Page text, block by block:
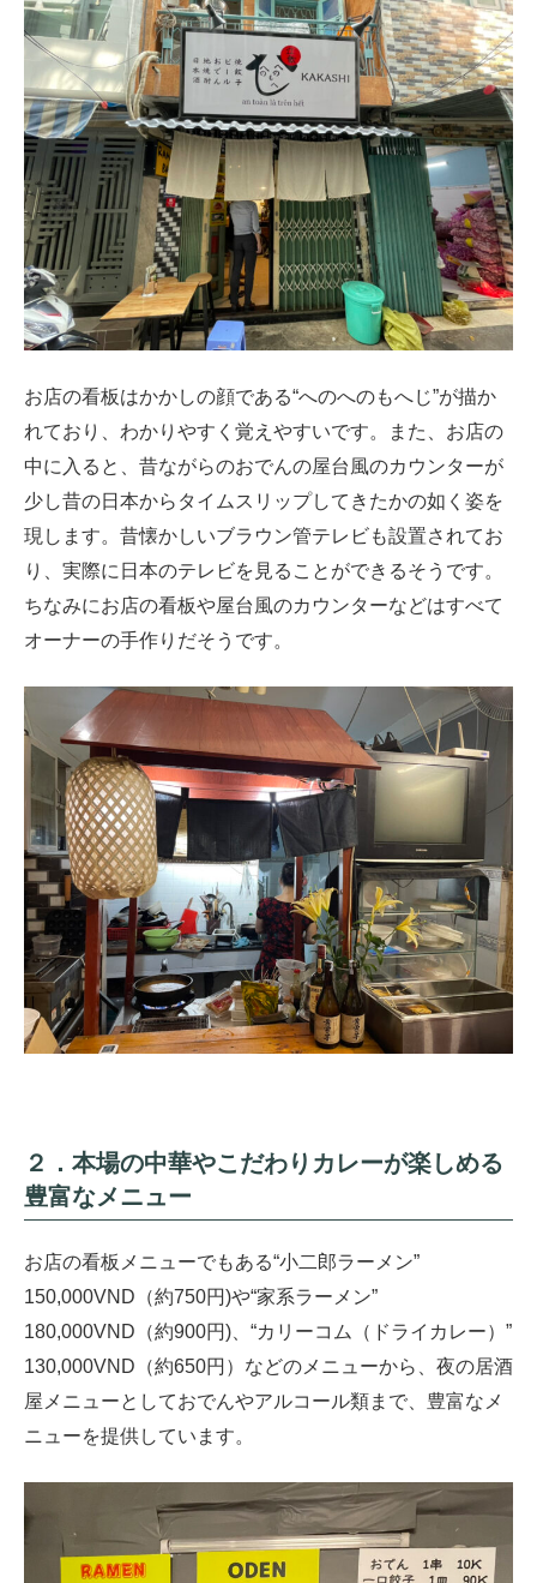
お店の看板はかかしの顔である“へのへのもへじ”が描か
れており、わかりやすく覚えやすいです。また、お店の
中に入ると、昔ながらのおでんの屋台風のカウンターが
少し昔の日本からタイムスリップしてきたかの如く姿を
現します。昔懐かしいブラウン管テレビも設置されてお
り、実際に日本のテレビを見ることができるそうです。
ちなみにお店の看板や屋台風のカウンターなどはすべて
オーナーの手作りだそうです。
２．本場の中華やこだわりカレーが楽しめる
豊富なメニュー
お店の看板メニューでもある“小二郎ラーメン”
150,000VND（約750円)や“家系ラーメン”
180,000VND（約900円)、“カリーコム（ドライカレー）”
130,000VND（約650円）などのメニューから、夜の居酒
屋メニューとしておでんやアルコール類まで、豊富なメ
ニューを提供しています。